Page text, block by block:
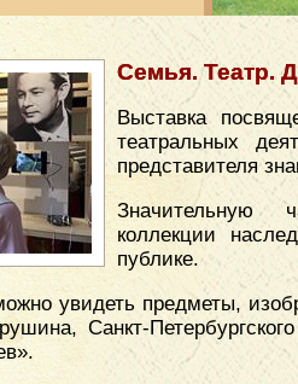
Семья. Театр.
Выставка
театральных
представителя
Значительную
коллекции
публике.
увидеть предметы,
Санкт-Петербургского